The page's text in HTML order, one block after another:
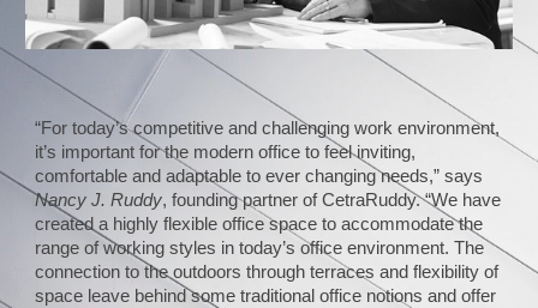
“For today’s competitive and challenging work environment,
it’s important for the modern office to feel inviting,
comfortable and adaptable to ever changing needs,” says
Nancy J. Ruddy, founding partner of CetraRuddy. “We have
created a highly flexible office space to accommodate the
range of working styles in today’s office environment. The
connection to the outdoors through terraces and flexibility of
space leave behind some traditional office notions and offer